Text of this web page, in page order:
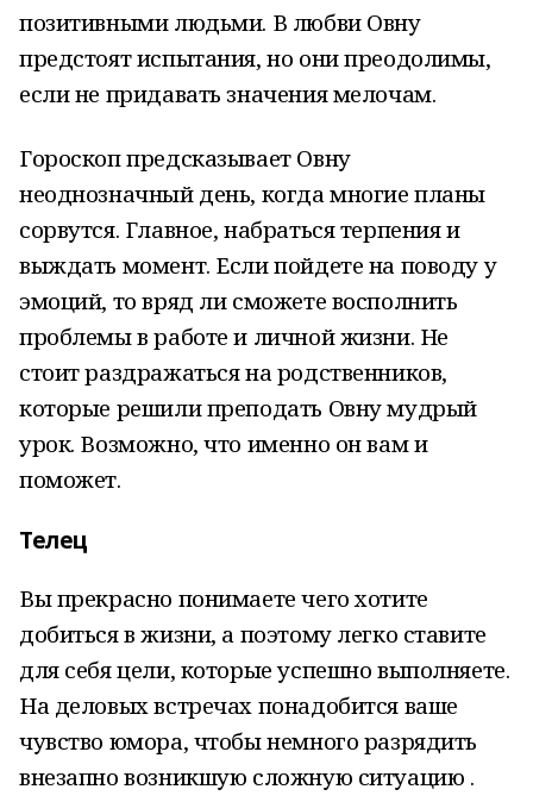
позитивными людьми. В любви Овну
предстоят испытания, но они преодолимы,
если не придавать значения мелочам.
Гороскоп предсказывает Овну
неоднозначный день, когда многие планы
сорвутся. Главное, набраться терпения и
выждать момент. Если пойдете на поводу у
эмоций, то вряд ли сможете восполнить
проблемы в работе и личной жизни. Не
стоит раздражаться на родственников,
которые решили преподать Овну мудрый
урок. Возможно, что именно он вам и
поможет.
Телец
Вы прекрасно понимаете чего хотите
добиться в жизни, а поэтому легко ставите
для себя цели, которые успешно выполняете.
На деловых встречах понадобится ваше
чувство юмора, чтобы немного разрядить
внезапно возникшую сложную ситуацию .